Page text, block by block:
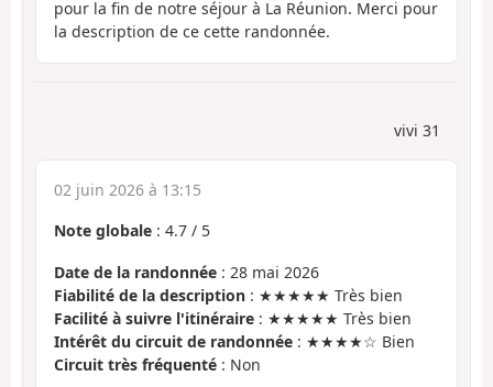
pour la fin de notre séjour à La Réunion. Merci pour
la description de ce cette randonnée.
vivi 31
02 juin 2026 à 13:15
Note globale : 4.7 / 5
Date de la randonnée : 28 mai 2026
Fiabilité de la description : ★★★★★ Très bien
Facilité à suivre l'itinéraire : ★★★★★ Très bien
Intérêt du circuit de randonnée : ★★★★☆ Bien
Circuit très fréquenté : Non